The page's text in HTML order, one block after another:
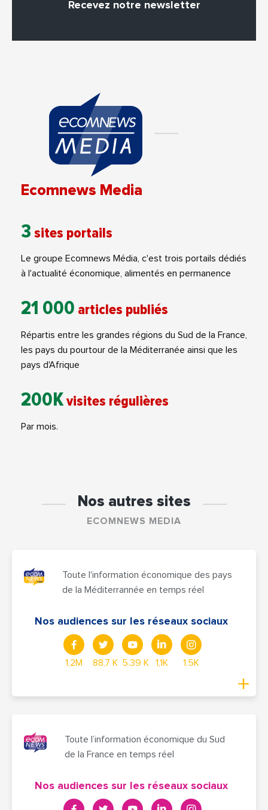
Recevez notre newsletter
Ecomnews Media
3 sites portails
Le groupe Ecomnews Média, c'est trois portails dédiés
à l'actualité économique, alimentés en permanence
21 000 articles publiés
Répartis entre les grandes régions du Sud de la France,
les pays du pourtour de la Méditerranée ainsi que les
pays d'Afrique
200Kvisites régulières
Par mois.
Nos autres sites
ECOMNEWS MEDIA
Toute l'information économique des pays
de la Méditerrannée en temps réel
Nos audiences sur les réseaux sociaux
1,2M 88,7 K 5.39 K 1,1K 1.5K
Toute l’information économique du Sud
de la France en temps réel
Nos audiences sur les réseaux sociaux